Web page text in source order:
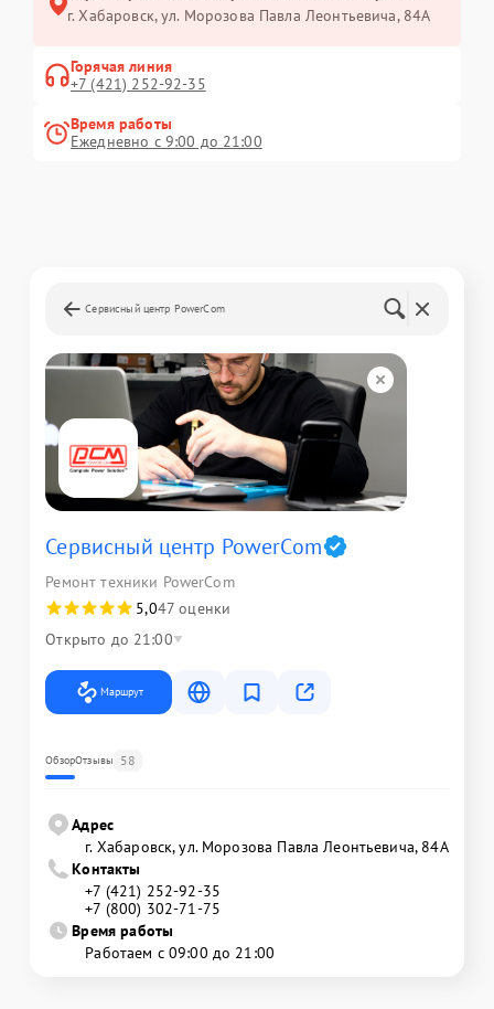
г. Хабаровск, ул. Морозова Павла Леонтьевича, 84А
Горячая линия
+7 (421) 252-92-35
Время работы
Ежедневно с 9:00 до 21:00
Сервисный центр PowerCom
Сервисный центр PowerCom
Ремонт техники PowerCom
5,047 оценки
Открыто до 21:00
Маршрут
ОбзорОтзывы 58
Адрес
г. Хабаровск, ул. Морозова Павла Леонтьевича, 84А
Контакты
+7 (421) 252-92-35
+7 (800) 302-71-75
Время работы
Работаем с 09:00 до 21:00